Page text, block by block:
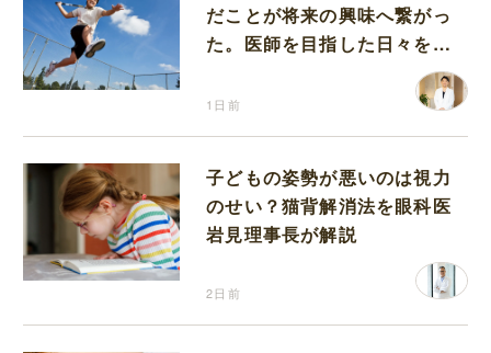
だことが将来の興味へ繋がっ
た。医師を目指した日々を振
1日前
子どもの姿勢が悪いのは視力
のせい？猫背解消法を眼科医
岩見理事長が解説
2日前